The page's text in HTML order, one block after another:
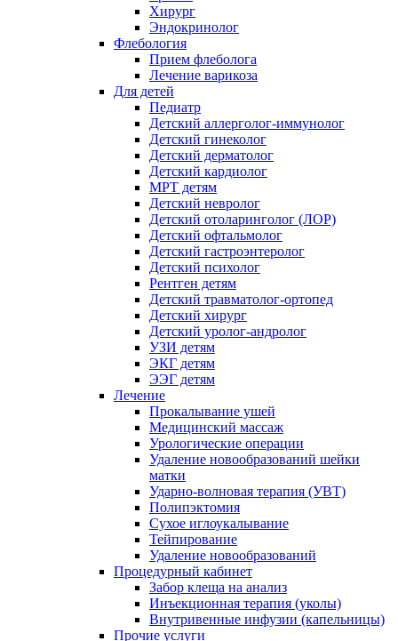
Хирург
Эндокринолог
Флебология
Прием флеболога
Лечение варикоза
Для детей
Педиатр
Детский аллерголог-иммунолог
Детский гинеколог
Детский дерматолог
Детский кардиолог
МРТ детям
Детский невролог
Детский отоларинголог (ЛОР)
Детский офтальмолог
Детский гастроэнтеролог
Детский психолог
Рентген детям
Детский травматолог-ортопед
Детский хирург
Детский уролог-андролог
УЗИ детям
ЭКГ детям
ЭЭГ детям
Лечение
Прокалывание ушей
Медицинский массаж
Урологические операции
Удаление новообразований шейки
матки
Ударно-волновая терапия (УВТ)
Полипэктомия
Сухое иглоукалывание
Тейпирование
Удаление новообразований
Процедурный кабинет
Забор клеща на анализ
Инъекционная терапия (уколы)
Внутривенные инфузии (капельницы)
Прочие услуги